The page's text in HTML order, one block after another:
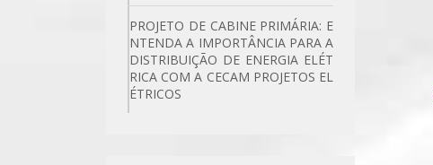
PROJETO DE CABINE PRIMÁRIA: E
NTENDA A IMPORTÂNCIA PARA A
DISTRIBUIÇÃO DE ENERGIA ELÉT
RICA COM A CECAM PROJETOS EL
ÉTRICOS